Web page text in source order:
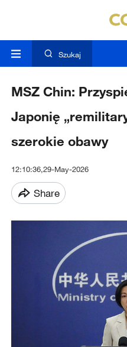
Szukaj
MSZ Chin:
Japonię
szerokie obawy
12:10:36,29-May-2026
Share